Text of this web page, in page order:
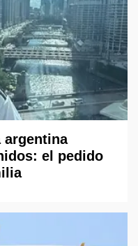
argentina
el pedido